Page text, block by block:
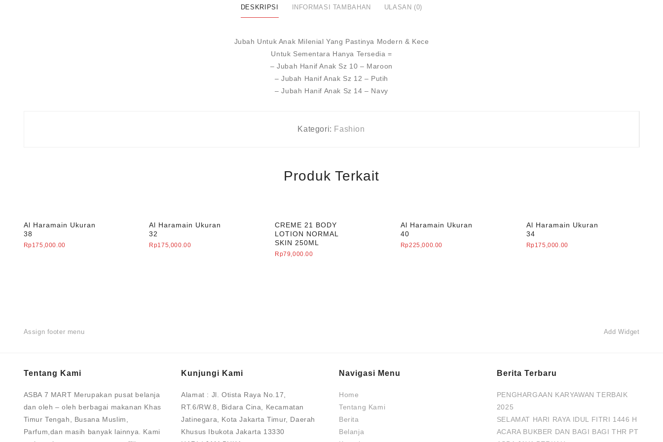
DESKRIPSI INFORMASI TAMBAHAN ULASAN (0)
Jubah Untuk Anak Milenial Yang Pastinya Modern & Kece
Untuk Sementara Hanya Tersedia =
– Jubah Hanif Anak Sz 10 – Maroon
– Jubah Hanif Anak Sz 12 – Putih
– Jubah Hanif Anak Sz 14 – Navy
Kategori: Fashion
Produk Terkait
Al Haramain Ukuran
38
Rp175,000.00
Al Haramain Ukuran
32
Rp175,000.00
CREME 21 BODY
LOTION NORMAL
SKIN 250ML
Rp79,000.00
Al Haramain Ukuran
40
Rp225,000.00
Al Haramain Ukuran
34
Rp175,000.00
Assign footer menu Add Widget
Tentang Kami
ASBA 7 MART Merupakan pusat belanja
dan oleh – oleh berbagai makanan Khas
Timur Tengah, Busana Muslim,
Parfum,dan masih banyak lainnya. Kami
Kunjungi Kami
Alamat : Jl. Otista Raya No.17,
RT.6/RW.8, Bidara Cina, Kecamatan
Jatinegara, Kota Jakarta Timur, Daerah
Khusus Ibukota Jakarta 13330
Navigasi Menu
Home
Tentang Kami
Berita
Belanja
Berita Terbaru
PENGHARGAAN KARYAWAN TERBAIK
2025
SELAMAT HARI RAYA IDUL FITRI 1446 H
ACARA BUKBER DAN BAGI BAGI THR PT